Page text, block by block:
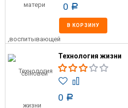
0 Р
В КОРЗИНУ
Технология жизни
0 Р